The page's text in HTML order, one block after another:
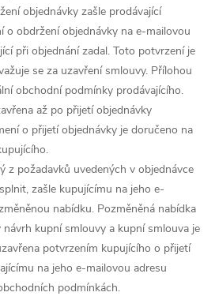
objednávky zašle prodávající
o obdržení objednávky na e-mailovou
při objednání zadal. Toto potvrzení je
se za uzavření smlouvy. Přílohou
obchodní podmínky prodávajícího.
až po přijetí objednávky
o přijetí objednávky je doručeno na
z požadavků uvedených v objednávce
zašle kupujícímu na jeho e-
nabídku. Pozměněná nabídka
návrh kupní smlouvy a kupní smlouva je
potvrzením kupujícího o přijetí
na jeho e-mailovou adresu
podmínkách.